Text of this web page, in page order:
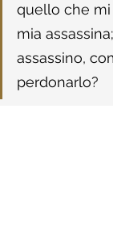
quello che mi
mia
assassino,
perdonarlo?